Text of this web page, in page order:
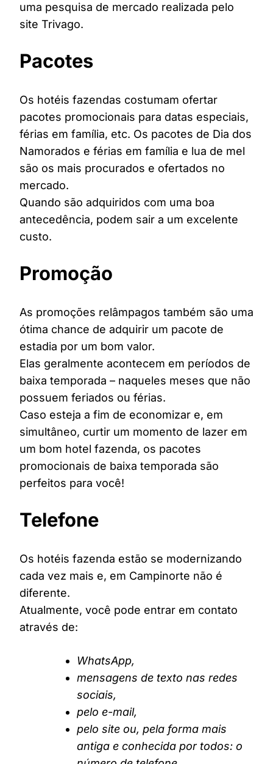
uma pesquisa de mercado realizada pelo
site Trivago.
Pacotes
Os hotéis fazendas costumam ofertar
pacotes promocionais para datas especiais,
férias em família, etc. Os pacotes de Dia dos
Namorados e férias em família e lua de mel
são os mais procurados e ofertados no
mercado.
Quando são adquiridos com uma boa
antecedência, podem sair a um excelente
custo.
Promoção
As promoções relâmpagos também são uma
ótima chance de adquirir um pacote de
estadia por um bom valor.
Elas geralmente acontecem em períodos de
baixa temporada – naqueles meses que não
possuem feriados ou férias.
Caso esteja a fim de economizar e, em
simultâneo, curtir um momento de lazer em
um bom hotel fazenda, os pacotes
promocionais de baixa temporada são
perfeitos para você!
Telefone
Os hotéis fazenda estão se modernizando
cada vez mais e, em Campinorte não é
diferente.
Atualmente, você pode entrar em contato
através de:
WhatsApp,
mensagens de texto nas redes
sociais,
pelo e-mail,
pelo site ou, pela forma mais
antiga e conhecida por todos: o